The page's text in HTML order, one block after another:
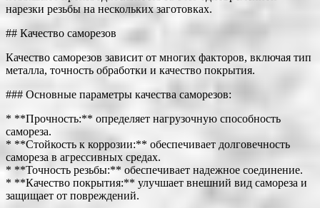
нарезки резьбы на нескольких заготовках.
## Качество саморезов
Качество саморезов зависит от многих факторов, включая тип
металла, точность обработки и качество покрытия.
### Основные параметры качества саморезов:
* **Прочность:** определяет нагрузочную способность
самореза.
* **Стойкость к коррозии:** обеспечивает долговечность
самореза в агрессивных средах.
* **Точность резьбы:** обеспечивает надежное соединение.
* **Качество покрытия:** улучшает внешний вид самореза и
защищает от повреждений.